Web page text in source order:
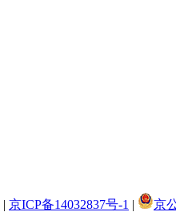
| 京ICP备14032837号-1 |
京